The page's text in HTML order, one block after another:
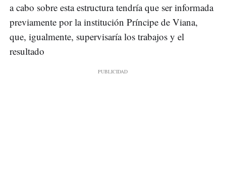
a cabo sobre esta estructura tendría que ser informada
previamente por la institución Príncipe de Viana,
que, igualmente, supervisaría los trabajos y el
resultado